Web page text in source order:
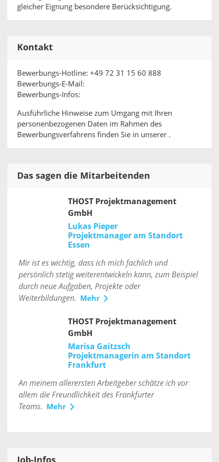
gleicher Eignung besondere Berücksichtigung.
Kontakt
Bewerbungs-Hotline: +49 72 31 15 60 888
Bewerbungs-E-Mail:
Bewerbungs-Infos:
Ausführliche Hinweise zum Umgang mit Ihren
personenbezogenen Daten im Rahmen des
Bewerbungsverfahrens finden Sie in unserer .
Das sagen die Mitarbeitenden
THOST Projektmanagement
GmbH
Lukas Pieper
Projektmanager am Standort
Essen
Mir ist es wichtig, dass ich mich fachlich und
persönlich stetig weiterentwickeln kann, zum Beispiel
durch neue Aufgaben, Projekte oder
Weiterbildungen. Mehr
THOST Projektmanagement
GmbH
Marisa Gaitzsch
Projektmanagerin am Standort
Frankfurt
An meinem allerersten Arbeitgeber schätze ich vor
allem die Freundlichkeit des Frankfurter
Teams. Mehr